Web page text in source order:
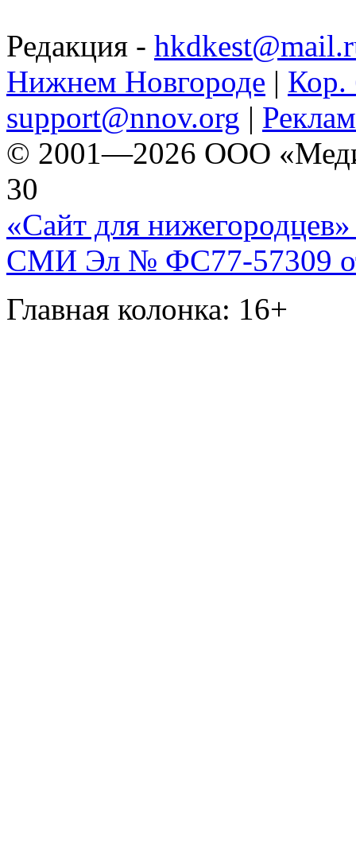
Редакция -
Нижнем Новгороде | Кор.
support@nnov.org |
© 2001—2026 ООО
30
«Сайт для нижегородцев»
СМИ Эл № ФС77-57309
Главная колонка: 16+